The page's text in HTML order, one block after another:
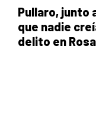
Pullaro, junto
que nadie
delito en